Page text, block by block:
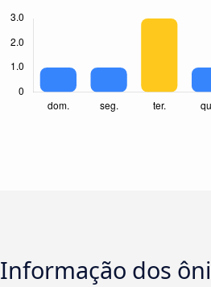
Informação dos